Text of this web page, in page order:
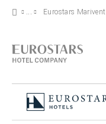
Eurostars Marivent